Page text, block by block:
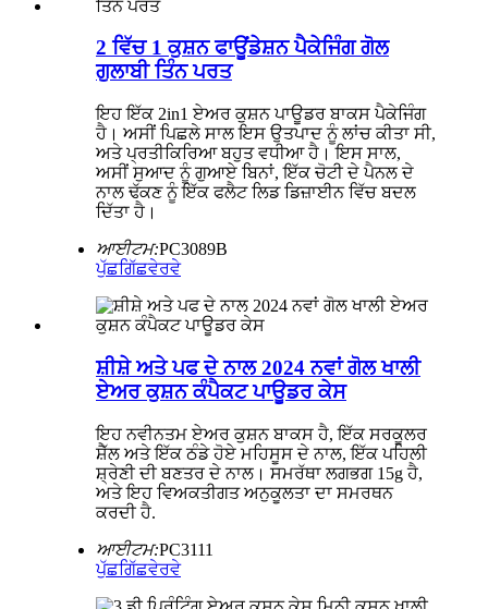
2 ਵਿੱਚ 1 ਕੁਸ਼ਨ ਫਾਊਂਡੇਸ਼ਨ ਪੈਕੇਜਿੰਗ ਗੋਲ
ਗੁਲਾਬੀ ਤਿੰਨ ਪਰਤ
ਇਹ ਇੱਕ 2in1 ਏਅਰ ਕੁਸ਼ਨ ਪਾਊਡਰ ਬਾਕਸ ਪੈਕੇਜਿੰਗ
ਹੈ। ਅਸੀਂ ਪਿਛਲੇ ਸਾਲ ਇਸ ਉਤਪਾਦ ਨੂੰ ਲਾਂਚ ਕੀਤਾ ਸੀ,
ਅਤੇ ਪ੍ਰਤੀਕਿਰਿਆ ਬਹੁਤ ਵਧੀਆ ਹੈ। ਇਸ ਸਾਲ,
ਅਸੀਂ ਸੁਆਦ ਨੂੰ ਗੁਆਏ ਬਿਨਾਂ, ਇੱਕ ਚੋਟੀ ਦੇ ਪੈਨਲ ਦੇ
ਨਾਲ ਢੱਕਣ ਨੂੰ ਇੱਕ ਫਲੈਟ ਲਿਡ ਡਿਜ਼ਾਈਨ ਵਿੱਚ ਬਦਲ
ਦਿੱਤਾ ਹੈ।
ਆਈਟਮ:PC3089B
ਪੁੱਛਗਿੱਛਵੇਰਵੇ
ਸ਼ੀਸ਼ੇ ਅਤੇ ਪਫ ਦੇ ਨਾਲ 2024 ਨਵਾਂ ਗੋਲ ਖਾਲੀ
ਏਅਰ ਕੁਸ਼ਨ ਕੰਪੈਕਟ ਪਾਊਡਰ ਕੇਸ
ਇਹ ਨਵੀਨਤਮ ਏਅਰ ਕੁਸ਼ਨ ਬਾਕਸ ਹੈ, ਇੱਕ ਸਰਕੂਲਰ
ਸ਼ੈੱਲ ਅਤੇ ਇੱਕ ਠੰਡੇ ਹੋਏ ਮਹਿਸੂਸ ਦੇ ਨਾਲ, ਇੱਕ ਪਹਿਲੀ
ਸ਼੍ਰੇਣੀ ਦੀ ਬਣਤਰ ਦੇ ਨਾਲ। ਸਮਰੱਥਾ ਲਗਭਗ 15g ਹੈ,
ਅਤੇ ਇਹ ਵਿਅਕਤੀਗਤ ਅਨੁਕੂਲਤਾ ਦਾ ਸਮਰਥਨ
ਕਰਦੀ ਹੈ.
ਆਈਟਮ:PC3111
ਪੁੱਛਗਿੱਛਵੇਰਵੇ